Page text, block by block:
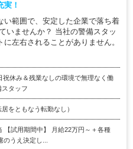
！
い範囲で、安定した企業で落ち着
いませんか？ 当社の警備スタッ
左右されることがありません。
祝休み＆残業なしの環境で無理なく働
スタッフ
をともなう転勤なし）
【試用期間中】 月給22万円～＋各種
うえ決定し...